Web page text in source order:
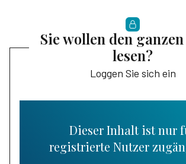
Sie wollen den
lesen?
Loggen Sie sich ein
Dieser Inhalt ist nur
registrierte Nutzer